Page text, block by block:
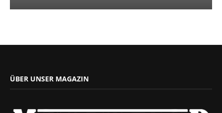
ÜBER UNSER MAGAZIN